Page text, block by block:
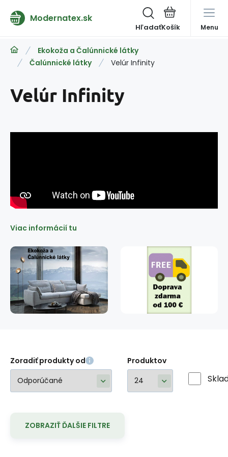
Modernatex.sk
Hľadať Menu
Ekokoža a Čalúnnické látky
Čalúnnické látky
Velúr Infinity
Velúr Infinity
Viac informácií tu
Zoradiť produkty od Produktov
ZOBRAZIŤ ĎALŠIE FILTRE